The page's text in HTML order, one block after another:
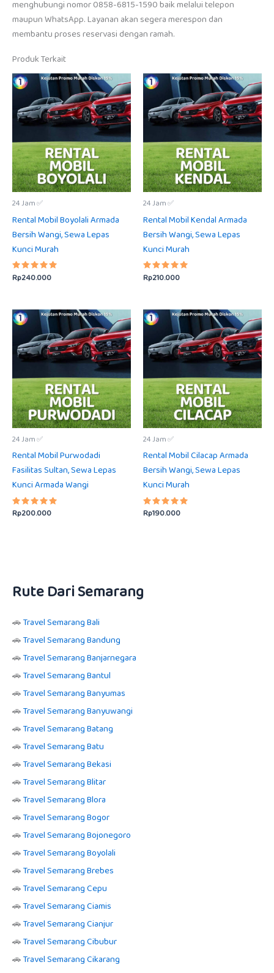
menghubungi nomor 0858-6815-1590 baik melalui telepon
maupun WhatsApp. Layanan akan segera merespon dan
membantu proses reservasi dengan ramah.
Produk Terkait
24 Jam ✅
Rental Mobil Boyolali Armada
Bersih Wangi, Sewa Lepas
Kunci Murah
Dinilai
5.00
Rp240.000
24 Jam ✅
Rental Mobil Kendal Armada
Bersih Wangi, Sewa Lepas
Kunci Murah
Dinilai
5.00
Rp210.000
24 Jam ✅
Rental Mobil Purwodadi
Fasilitas Sultan, Sewa Lepas
Kunci Armada Wangi
Dinilai
5.00
Rp200.000
24 Jam ✅
Rental Mobil Cilacap Armada
Bersih Wangi, Sewa Lepas
Kunci Murah
Dinilai
5.00
Rp190.000
Rute Dari Semarang
🚗Travel Semarang Bali
🚗Travel Semarang Bandung
🚗Travel Semarang Banjarnegara
🚗Travel Semarang Bantul
🚗Travel Semarang Banyumas
🚗Travel Semarang Banyuwangi
🚗Travel Semarang Batang
🚗Travel Semarang Batu
🚗Travel Semarang Bekasi
🚗Travel Semarang Blitar
🚗Travel Semarang Blora
🚗Travel Semarang Bogor
🚗Travel Semarang Bojonegoro
🚗Travel Semarang Boyolali
🚗Travel Semarang Brebes
🚗Travel Semarang Cepu
🚗Travel Semarang Ciamis
🚗Travel Semarang Cianjur
🚗Travel Semarang Cibubur
🚗Travel Semarang Cikarang